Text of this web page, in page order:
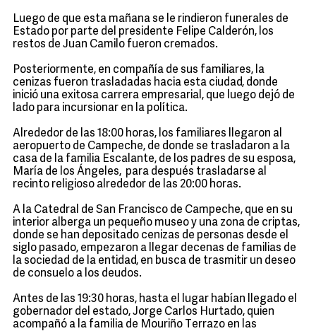
Luego de que esta mañana se le rindieron funerales de
Estado por parte del presidente Felipe Calderón, los
restos de Juan Camilo fueron cremados.
Posteriormente, en compañía de sus familiares, la
cenizas fueron trasladadas hacia esta ciudad, donde
inició una exitosa carrera empresarial, que luego dejó de
lado para incursionar en la política.
Alrededor de las 18:00 horas, los familiares llegaron al
aeropuerto de Campeche, de donde se trasladaron a la
casa de la familia Escalante, de los padres de su esposa,
María de los Ángeles, para después trasladarse al
recinto religioso alrededor de las 20:00 horas.
A la Catedral de San Francisco de Campeche, que en su
interior alberga un pequeño museo y una zona de criptas,
donde se han depositado cenizas de personas desde el
siglo pasado, empezaron a llegar decenas de familias de
la sociedad de la entidad, en busca de trasmitir un deseo
de consuelo a los deudos.
Antes de las 19:30 horas, hasta el lugar habían llegado el
gobernador del estado, Jorge Carlos Hurtado, quien
acompañó a la familia de Mouriño Terrazo en las